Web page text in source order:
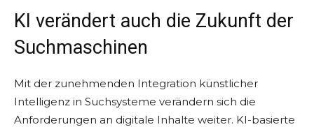
KI verändert auch die Zukunft der
Suchmaschinen
Mit der zunehmenden Integration künstlicher
Intelligenz in Suchsysteme verändern sich die
Anforderungen an digitale Inhalte weiter. KI-basierte